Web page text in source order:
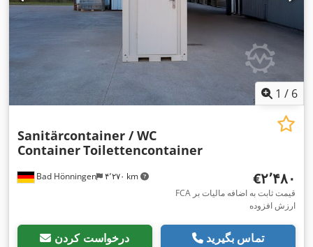
1 / 6
Bad Hönningen ۴٬۲۷۰ km
Sanitärcontainer / WC
ContainerToilettencontainer
‎€۲٬۴۸۰
FCA قیمت ثابت به اضافه مالیات بر
ارزش افزوده
درخواست کردن تماس بگیرید